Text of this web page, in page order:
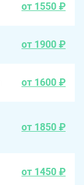
от 1550 ₽
от 1900 ₽
от 1600 ₽
от 1850 ₽
от 1450 ₽